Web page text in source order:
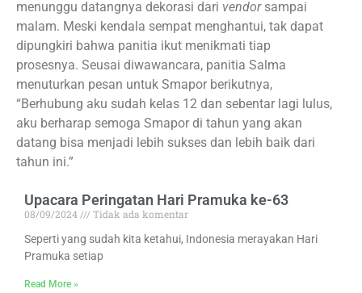
menunggu datangnya dekorasi dari vendorsampai
malam. Meski kendala sempat menghantui, tak dapat
dipungkiri bahwa panitia ikut menikmati tiap
prosesnya. Seusai diwawancara, panitia Salma
menuturkan pesan untuk Smapor berikutnya,
“Berhubung aku sudah kelas 12 dan sebentar lagi lulus,
aku berharap semoga Smapor di tahun yang akan
datang bisa menjadi lebih sukses dan lebih baik dari
tahun ini.”
Upacara Peringatan Hari Pramuka ke-63
08/09/2024
Tidak ada komentar
Seperti yang sudah kita ketahui, Indonesia merayakan Hari
Pramuka setiap
Read More »